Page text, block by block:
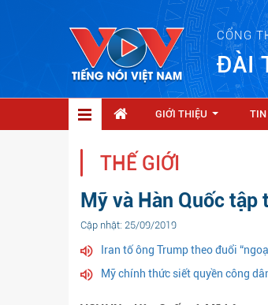
CỔNG
ĐÀI
GIỚI THIỆU TIN
THẾ GIỚI
Mỹ và Hàn Quốc tập
Cập nhật: 25/09/2019
Iran tố ông Trump theo đuổi
Mỹ chính thức siết quyền công